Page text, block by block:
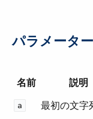
パラメーター
名前 説明
a 最初の文字